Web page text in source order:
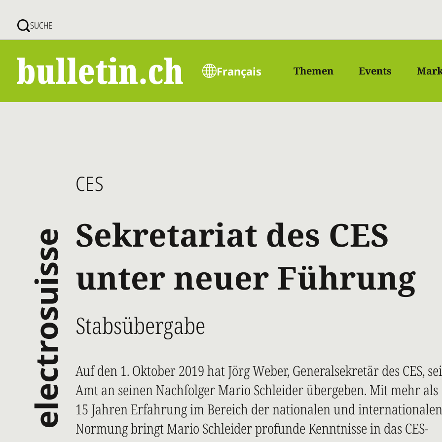
Inhalt
SUCHE
Français Themen Events
electrosuisse
CES
Sekretariat des CES
unter neuer Führung
Stabsübergabe
Auf den 1. Oktober 2019 hat Jörg Weber, Generalsekretär des CES,
Amt an seinen Nachfolger Mario Schleider übergeben. Mit mehr als
15 Jahren Erfahrung im Bereich der nationalen und internationalen
Normung bringt Mario Schleider profunde Kenntnisse in das CES-